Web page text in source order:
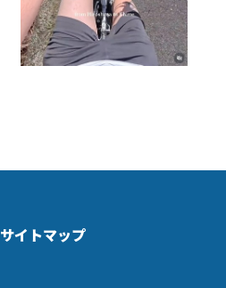
サイトマップ